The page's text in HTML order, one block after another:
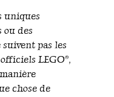
uniques
ou des
suivent pas les
LEGO®,
chose de